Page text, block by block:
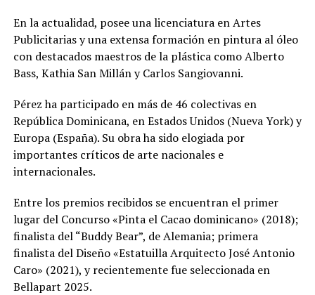
En la actualidad, posee una licenciatura en Artes
Publicitarias y una extensa formación en pintura al óleo
con destacados maestros de la plástica como Alberto
Bass, Kathia San Millán y Carlos Sangiovanni.
Pérez ha participado en más de 46 colectivas en
República Dominicana, en Estados Unidos (Nueva York) y
Europa (España). Su obra ha sido elogiada por
importantes críticos de arte nacionales e
internacionales.
Entre los premios recibidos se encuentran el primer
lugar del Concurso «Pinta el Cacao dominicano» (2018);
finalista del “Buddy Bear”, de Alemania; primera
finalista del Diseño «Estatuilla Arquitecto José Antonio
Caro» (2021), y recientemente fue seleccionada en
Bellapart 2025.